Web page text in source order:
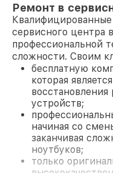
Ремонт в
сервисного центра
профессиональной
сложности. Своим
бесплатную
которая
устройств;
начиная со
заканчивая
ноутбуков;
только